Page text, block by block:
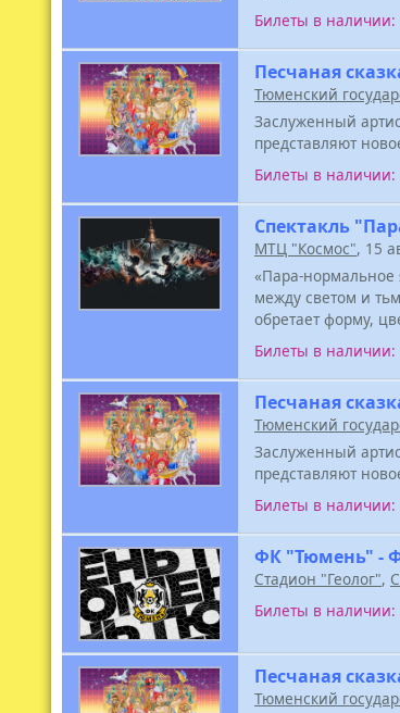
Билеты в
Песчаная
Тюменский
Заслуженный
представляют
Билеты в
Спектакль
МТЦ "Космос", 15
«Пара-
между светом и
обретает форму,
Билеты в
Песчаная
Тюменский
Заслуженный
представляют
Билеты в
ФК "Тюмень" -
Стадион "Геолог",
Билеты в
Песчаная
Тюменский